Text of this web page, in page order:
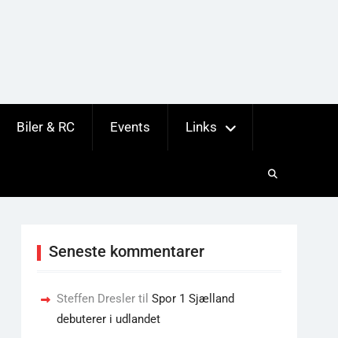
Biler & RC Events Links
Seneste kommentarer
Steffen Dresler til Spor 1 Sjælland
debuterer i udlandet